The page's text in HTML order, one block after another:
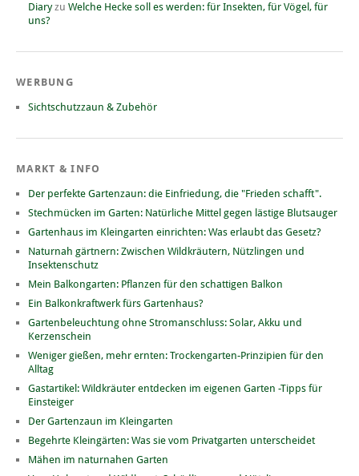
Diaryzu Welche Hecke soll es werden: für Insekten, für Vögel, für
uns?
WERBUNG
Sichtschutzzaun & Zubehör
MARKT & INFO
Der perfekte Gartenzaun: die Einfriedung, die "Frieden schafft".
Stechmücken im Garten: Natürliche Mittel gegen lästige Blutsauger
Gartenhaus im Kleingarten einrichten: Was erlaubt das Gesetz?
Naturnah gärtnern: Zwischen Wildkräutern, Nützlingen und
Insektenschutz
Mein Balkongarten: Pflanzen für den schattigen Balkon
Ein Balkonkraftwerk fürs Gartenhaus?
Gartenbeleuchtung ohne Stromanschluss: Solar, Akku und
Kerzenschein
Weniger gießen, mehr ernten: Trockengarten-Prinzipien für den
Alltag
Gastartikel: Wildkräuter entdecken im eigenen Garten -Tipps für
Einsteiger
Der Gartenzaun im Kleingarten
Begehrte Kleingärten: Was sie vom Privatgarten unterscheidet
Mähen im naturnahen Garten